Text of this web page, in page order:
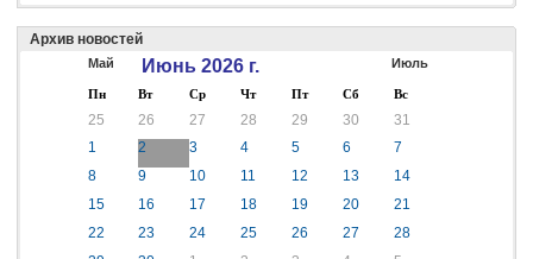
Архив новостей
Май Июнь 2026 г. Июль
Пн Вт Ср Чт Пт Сб Вс
25 26 27 28 29 30
31
1
2 3 4 5 6
7
8
9 10 11 12 13
14
15
16 17 18 19 20
21
22
23 24 25 26 27
28